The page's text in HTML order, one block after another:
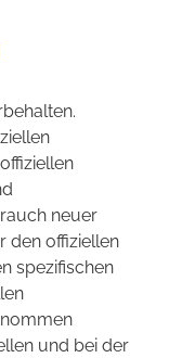
neuer
den offiziellen
spezifischen
und bei der